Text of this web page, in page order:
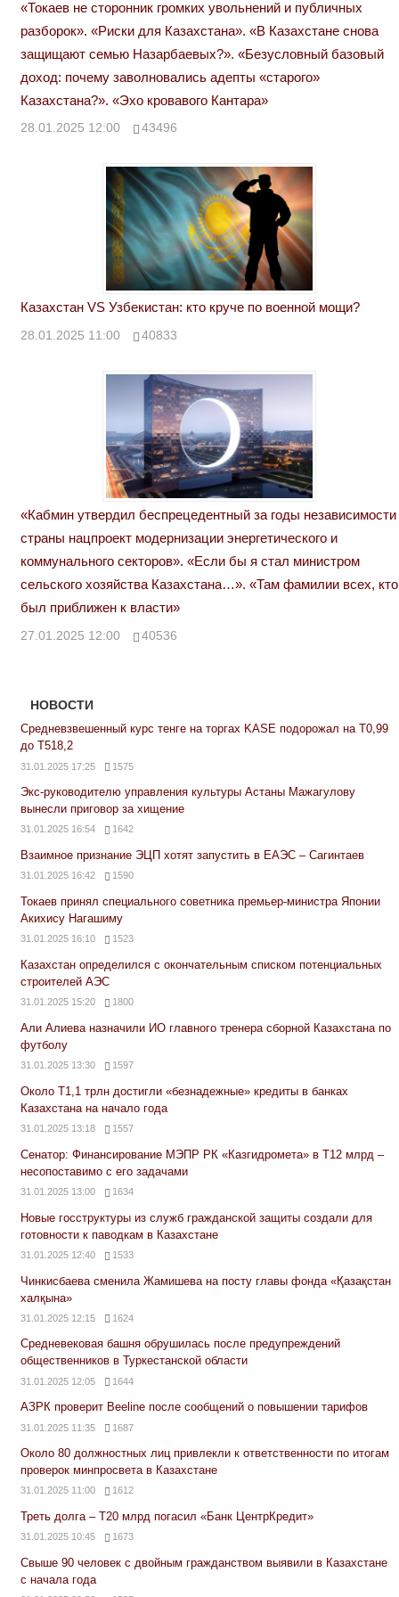
«Токаев не сторонник громких увольнений и публичных
разборок». «Риски для Казахстана». «В Казахстане снова
защищают семью Назарбаевых?». «Безусловный базовый
доход: почему заволновались адепты «старого»
Казахстана?». «Эхо кровавого Кантара»
28.01.2025 12:00 43496
Казахстан VS Узбекистан: кто круче по военной мощи?
28.01.2025 11:00 40833
«Кабмин утвердил беспрецедентный за годы независимости
страны нацпроект модернизации энергетического и
коммунального секторов». «Если бы я стал министром
сельского хозяйства Казахстана…». «Там фамилии всех, кто
был приближен к власти»
27.01.2025 12:00 40536
НОВОСТИ
Средневзвешенный курс тенге на торгах KASE подорожал на Т0,99
до Т518,2
31.01.2025 17:25 1575
Экс-руководителю управления культуры Астаны Мажагулову
вынесли приговор за хищение
31.01.2025 16:54 1642
Взаимное признание ЭЦП хотят запустить в ЕАЭС – Сагинтаев
31.01.2025 16:42 1590
Токаев принял специального советника премьер-министра Японии
Акихису Нагашиму
31.01.2025 16:10 1523
Казахстан определился с окончательным списком потенциальных
строителей АЭС
31.01.2025 15:20 1800
Али Алиева назначили ИО главного тренера сборной Казахстана по
футболу
31.01.2025 13:30 1597
Около Т1,1 трлн достигли «безнадежные» кредиты в банках
Казахстана на начало года
31.01.2025 13:18 1557
Сенатор: Финансирование МЭПР РК «Казгидромета» в Т12 млрд –
несопоставимо с его задачами
31.01.2025 13:00 1634
Новые госструктуры из служб гражданской защиты создали для
готовности к паводкам в Казахстане
31.01.2025 12:40 1533
Чинкисбаева сменила Жамишева на посту главы фонда «Қазақстан
халқына»
31.01.2025 12:15 1624
Средневековая башня обрушилась после предупреждений
общественников в Туркестанской области
31.01.2025 12:05 1644
АЗРК проверит Beeline после сообщений о повышении тарифов
31.01.2025 11:35 1687
Около 80 должностных лиц привлекли к ответственности по итогам
проверок минпросвета в Казахстане
31.01.2025 11:00 1612
Треть долга – Т20 млрд погасил «Банк ЦентрКредит»
31.01.2025 10:45 1673
Свыше 90 человек с двойным гражданством выявили в Казахстане
с начала года